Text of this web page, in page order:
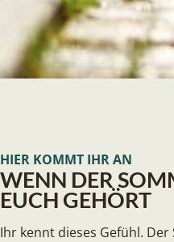
HIER KOMMT IHR AN
WENN DER
EUCH GEHÖRT
Ihr kennt dieses Gefühl.